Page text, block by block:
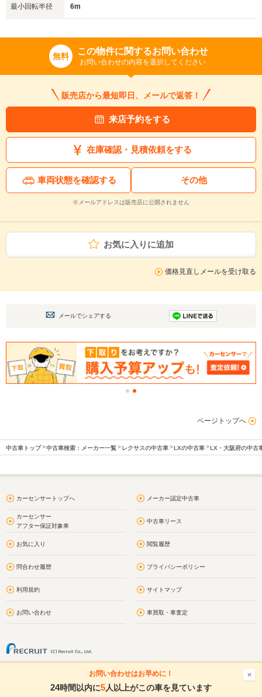
最小回転半径 6m
無料 この物件に関するお問い合わせ
お問い合わせの内容を選択してください
販売店から最短即日、メールで返答！
来店予約をする
在庫確認・見積依頼をする
車両状態を確認する その他
※メールアドレスは販売店に公開されません
お気に入りに追加
価格見直しメールを受け取る
メールでシェアする
ページトップへ
中古車トップ 中古車検索：メーカー一覧 レクサスの中古車 LXの中古車 LX・大阪府の中古
カーセンサートップへ メーカー認定中古車
カーセンサー
アフター保証対象車
中古車リース
お気に入り 閲覧履歴
問合わせ履歴 プライバシーポリシー
利用規約 サイトマップ
お問い合わせ 車買取・車査定
お問い合わせはお早めに！
24時間以内に5人以上がこの車を見ています